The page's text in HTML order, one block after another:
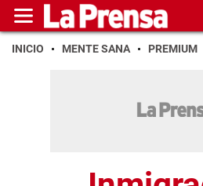
INICIO MENTE SANA PREMIUM